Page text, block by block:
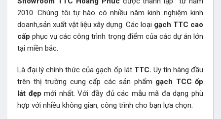
2010. Chúng tôi tự hào có nhiều năm kinh nghiệm kinh
doanh,sản xuất vật liệu xây dựng. Các loại gạch TTC cao
cấp phục vụ các công trình trọng điểm của các dự án lớn
tại miền bắc.
Là đại lý chính thức của gạch ốp látTTC. Uy tín hàng đầu
trên thị trường cung cấp các sản phẩm gạch TCC ốp
lát đẹp mới nhất. Với đầy đủ các mẫu mã đa dạng phù
hợp với nhiều không gian, công trình cho bạn lựa chọn.